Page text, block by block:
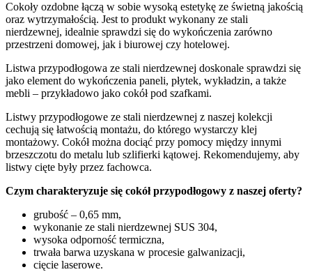
Cokoły ozdobne łączą w sobie wysoką estetykę ze świetną jakością
oraz wytrzymałością. Jest to produkt wykonany ze stali
nierdzewnej, idealnie sprawdzi się do wykończenia zarówno
przestrzeni domowej, jak i biurowej czy hotelowej.
Listwa przypodłogowa ze stali nierdzewnej doskonale sprawdzi się
jako element do wykończenia paneli, płytek, wykładzin, a także
mebli – przykładowo jako cokół pod szafkami.
Listwy przypodłogowe ze stali nierdzewnej z naszej kolekcji
cechują się łatwością montażu, do którego wystarczy klej
montażowy. Cokół można dociąć przy pomocy między innymi
brzeszczotu do metalu lub szlifierki kątowej. Rekomendujemy, aby
listwy cięte były przez fachowca.
Czym charakteryzuje się cokół przypodłogowy z naszej oferty?
grubość – 0,65 mm,
wykonanie ze stali nierdzewnej SUS 304,
wysoka odporność termiczna,
trwała barwa uzyskana w procesie galwanizacji,
cięcie laserowe.